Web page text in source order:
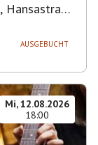
, Hansastraße
AUSGEBUCHT
Mi, 12.08.2026
18:00